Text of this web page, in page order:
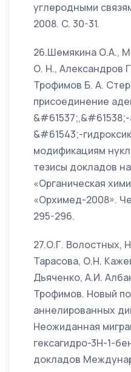
углеродными
2008. C. 30-31.
26.Шемякина О.А.,
О. Н., Александров
Трофимов Б. А.
присоединение
&#61543;-
модификациям
тезисы докладов
«Органическая
«Орхимед-2008».
295-296.
27.О.Г. Волостных,
Тарасова, О.Н.
Дьяченко, А.И.
Трофимов. Новый
аннелированных
Неожиданная
гексагидро-3Н-1-
докладов